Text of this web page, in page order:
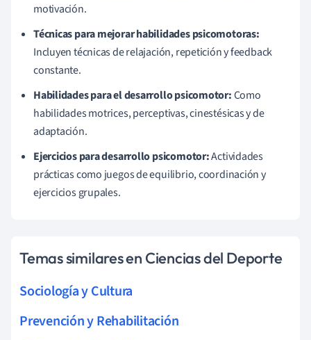
motivación.
Técnicas para mejorar habilidades psicomotoras:
Incluyen técnicas de relajación, repetición y feedback
constante.
Habilidades para el desarrollo psicomotor:Como
habilidades motrices, perceptivas, cinestésicas y de
adaptación.
Ejercicios para desarrollo psicomotor:Actividades
prácticas como juegos de equilibrio, coordinación y
ejercicios grupales.
Temas similares en Ciencias del Deporte
Sociología y Cultura
Prevención y Rehabilitación